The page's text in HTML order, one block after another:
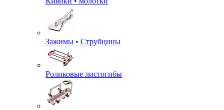
Зажимы • Струбцины
Роликовые листогибы